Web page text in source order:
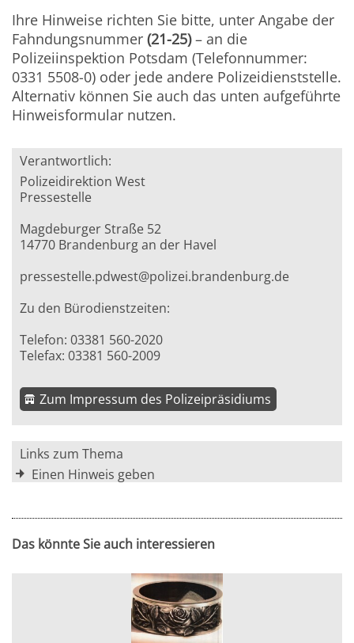
Ihre Hinweise richten Sie bitte, unter Angabe der
Fahndungsnummer(21-25)– an die
Polizeiinspektion Potsdam (Telefonnummer:
0331 5508-0) oder jede andere Polizeidienststelle.
Alternativ können Sie auch das unten aufgeführte
Hinweisformular nutzen.
Verantwortlich:
Polizeidirektion West
Pressestelle
Magdeburger Straße 52
14770 Brandenburg an der Havel
pressestelle.pdwest@polizei.brandenburg.de
Zu den Bürodienstzeiten:
Telefon: 03381 560-2020
Telefax: 03381 560-2009
Zum Impressum des Polizeipräsidiums
Links zum Thema
Einen Hinweis geben
Das könnte Sie auch interessieren